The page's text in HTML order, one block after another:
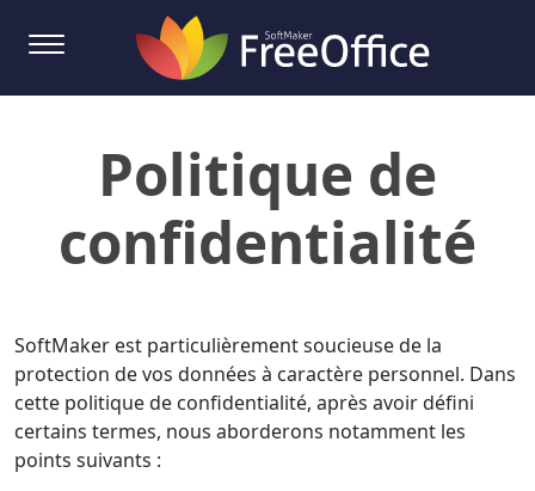
Politique de
confidentialité
SoftMaker est particulièrement soucieuse de la
protection de vos données à caractère personnel. Dans
cette politique de confidentialité, après avoir défini
certains termes, nous aborderons notamment les
points suivants :